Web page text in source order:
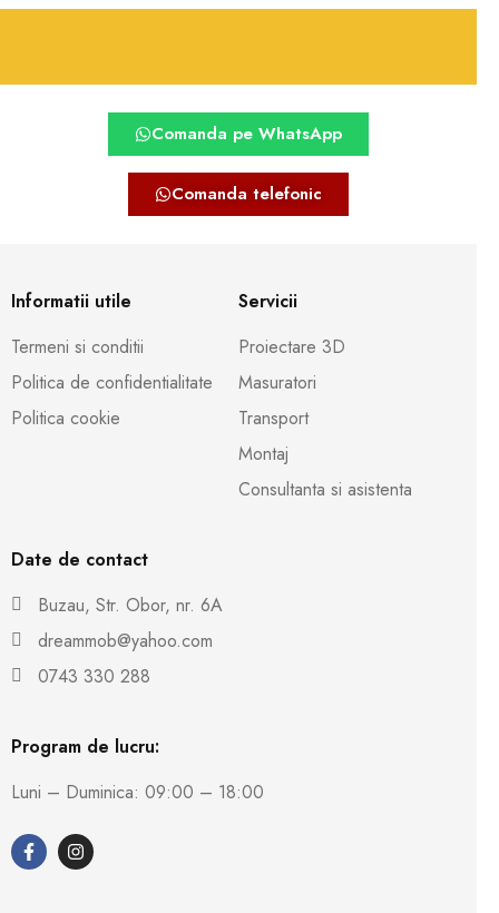
Comanda pe WhatsApp
Comanda telefonic
Informatii utile
Termeni si conditii
Politica de confidentialitate
Politica cookie
Servicii
Proiectare 3D
Masuratori
Transport
Montaj
Consultanta si asistenta
Date de contact
Buzau, Str. Obor, nr. 6A
dreammob@yahoo.com
0743 330 288
Program de lucru:
Luni – Duminica: 09:00 – 18:00